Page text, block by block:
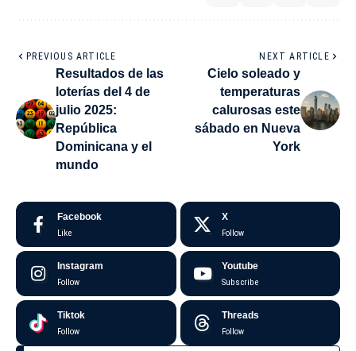
PREVIOUS ARTICLE
Resultados de las
loterías del 4 de
julio 2025:
República
Dominicana y el
mundo
NEXT ARTICLE
Cielo soleado y
temperaturas
calurosas este
sábado en Nueva
York
Facebook
Like
X
Follow
Instagram
Follow
Youtube
Subscribe
Tiktok
Follow
Threads
Follow